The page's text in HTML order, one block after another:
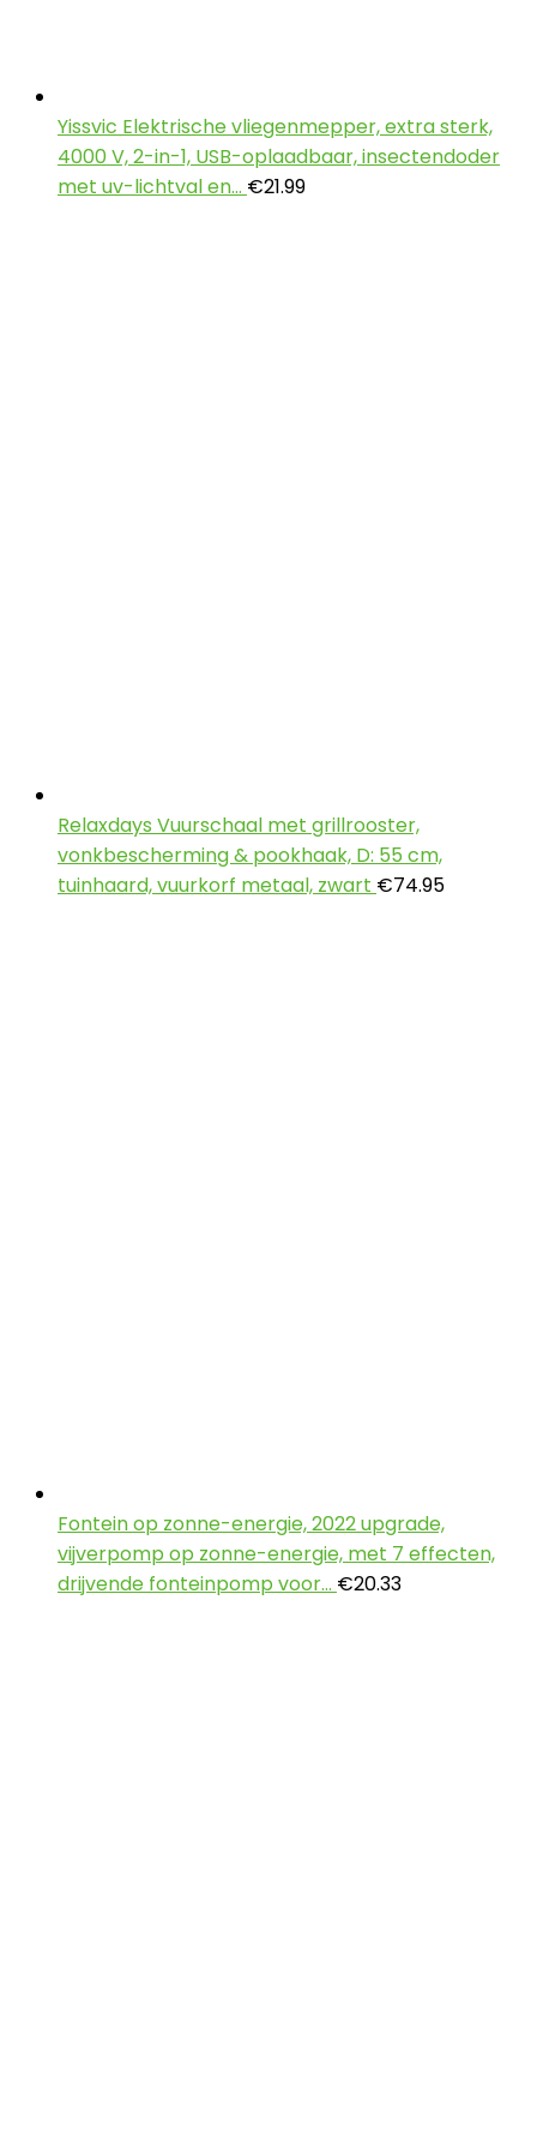
Yissvic Elektrische vliegenmepper, extra sterk,
4000 V, 2-in-1, USB-oplaadbaar, insectendoder
met uv-lichtval en… €21.99
Relaxdays Vuurschaal met grillrooster,
vonkbescherming & pookhaak, D: 55 cm,
tuinhaard, vuurkorf metaal, zwart €74.95
Fontein op zonne-energie, 2022 upgrade,
vijverpomp op zonne-energie, met 7 effecten,
drijvende fonteinpomp voor… €20.33